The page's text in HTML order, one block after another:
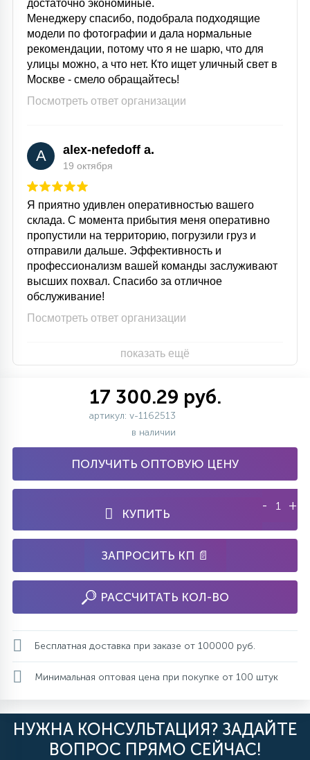
достаточно экономиные.
Менеджеру спасибо, подобрала подходящие
модели по фотографии и дала нормальные
рекомендации, потому что я не шарю, что для
улицы можно, а что нет. Кто ищет уличный свет в
Москве - смело обращайтесь!
Посмотреть ответ организации
A alex-nefedoff a.
19 октября
Я приятно удивлен оперативностью вашего
склада. С момента прибытия меня оперативно
пропустили на территорию, погрузили груз и
отправили дальше. Эффективность и
профессионализм вашей команды заслуживают
высших похвал. Спасибо за отличное
обслуживание!
Посмотреть ответ организации
показать ещё
17 300.29 руб.
артикул: v-1162513
в наличии
ПОЛУЧИТЬ ОПТОВУЮ ЦЕНУ
КУПИТЬ
- +
ЗАПРОСИТЬ КП 📄
РАССЧИТАТЬ КОЛ-ВО
Бесплатная доставка при заказе от 100000 руб.
Минимальная оптовая цена при покупке от 100 штук
НУЖНА КОНСУЛЬТАЦИЯ? ЗАДАЙТЕ
ВОПРОС ПРЯМО СЕЙЧАС!